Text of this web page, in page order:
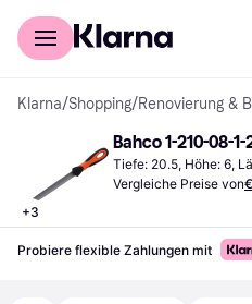
Für Shopper
Klarna/Shopping/Renovierung &
+3
Bahco 1-210-08-
Tiefe: 20.5, Höhe: 6,
Vergleiche Preise von
Probiere flexible Zahlungen mit